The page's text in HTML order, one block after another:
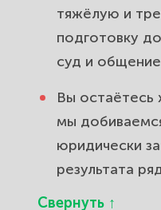
тяжёлую и
подготовку
суд и
Вы остаётесь
мы
юридически
результата